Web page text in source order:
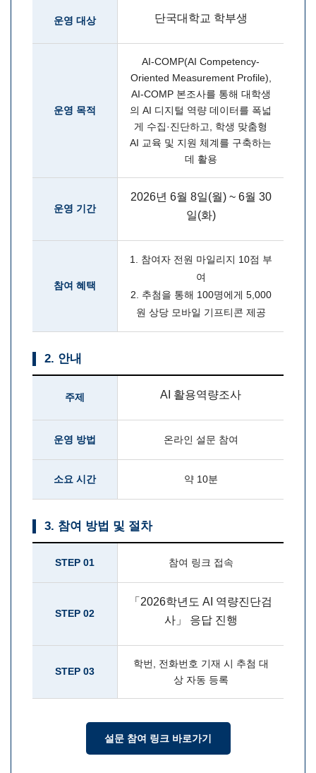
운영 대상 단국대학교 학부생
운영 목적
AI-COMP(AI Competency-
Oriented Measurement Profile),
AI-COMP 본조사를 통해 대학생
의 AI 디지털 역량 데이터를 폭넓
게 수집·진단하고, 학생 맞춤형
AI 교육 및 지원 체계를 구축하는
데 활용
운영 기간
2026년 6월 8일(월) ~ 6월 30
일(화)
참여 혜택
1. 참여자 전원 마일리지 10점 부
여
2. 추첨을 통해 100명에게 5,000
원 상당 모바일 기프티콘 제공
2. 안내
주제 AI 활용역량조사
운영 방법 온라인 설문 참여
소요 시간 약 10분
3. 참여 방법 및 절차
STEP 01 참여 링크 접속
STEP 02
「2026학년도 AI 역량진단검
사」 응답 진행
STEP 03
학번, 전화번호 기재 시 추첨 대
상 자동 등록
설문 참여 링크 바로가기